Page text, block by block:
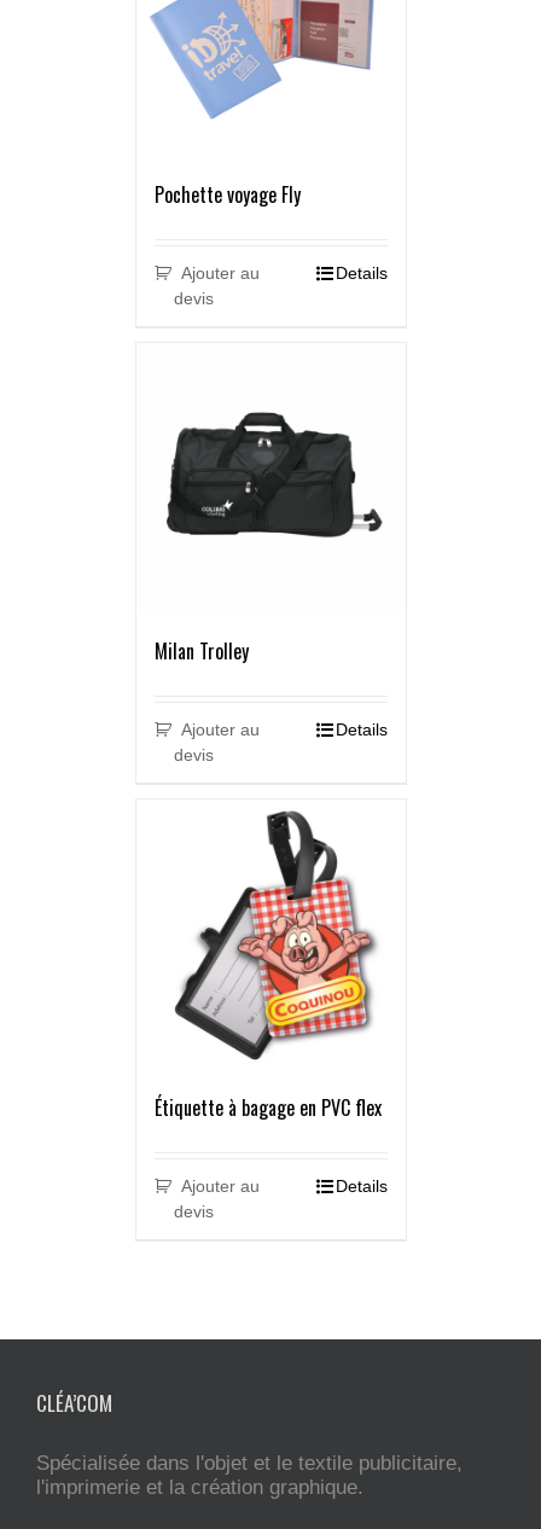
Pochette voyage Fly
Ajouter au
devis
Details
Milan Trolley
Ajouter au
devis
Details
Étiquette à bagage en PVC flex
Ajouter au
devis
Details
CLÉA’COM
Spécialisée dans l'objet et le textile publicitaire,
l'imprimerie et la création graphique.